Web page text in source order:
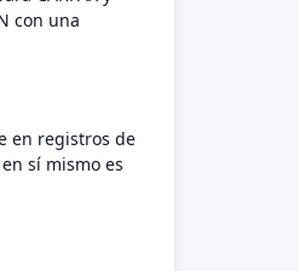
con una
en registros de
sí mismo es